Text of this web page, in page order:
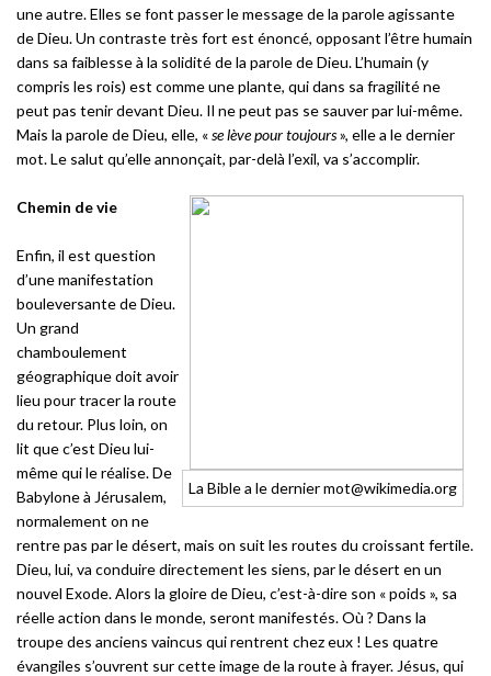
une autre. Elles se font passer le message de la parole agissante
de Dieu. Un contraste très fort est énoncé, opposant l’être humain
dans sa faiblesse à la solidité de la parole de Dieu. L’humain (y
compris les rois) est comme une plante, qui dans sa fragilité ne
peut pas tenir devant Dieu. Il ne peut pas se sauver par lui-même.
Mais la parole de Dieu, elle, «se lève pour toujours», elle a le dernier
mot. Le salut qu’elle annonçait, par-delà l’exil, va s’accomplir.
La Bible a le dernier mot@wikimedia.org
Chemin de vie
Enfin, il est question
d’une manifestation
bouleversante de Dieu.
Un grand
chamboulement
géographique doit avoir
lieu pour tracer la route
du retour. Plus loin, on
lit que c’est Dieu lui-
même qui le réalise. De
Babylone à Jérusalem,
normalement on ne
rentre pas par le désert, mais on suit les routes du croissant fertile.
Dieu, lui, va conduire directement les siens, par le désert en un
nouvel Exode. Alors la gloire de Dieu, c’est-à-dire son « poids », sa
réelle action dans le monde, seront manifestés. Où ? Dans la
troupe des anciens vaincus qui rentrent chez eux ! Les quatre
évangiles s’ouvrent sur cette image de la route à frayer. Jésus, qui